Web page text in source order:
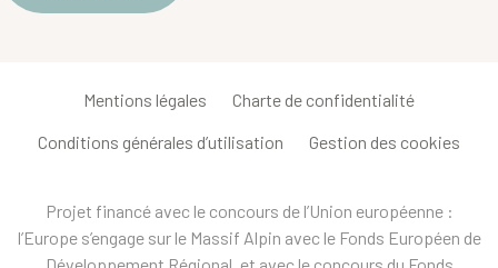
Mentions légales Charte de confidentialité
Conditions générales d’utilisation Gestion des cookies
Projet financé avec le concours de l’Union européenne :
l’Europe s’engage sur le Massif Alpin avec le Fonds Européen de
Développement Régional, et avec le concours du Fonds